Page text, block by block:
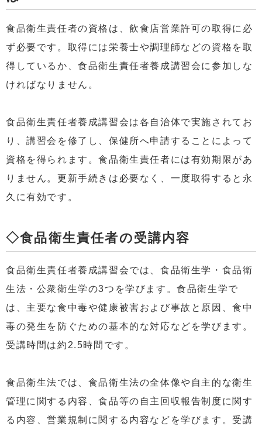
食品衛生責任者の資格は、飲食店営業許可の取得に必
ず必要です。取得には栄養士や調理師などの資格を取
得しているか、食品衛生責任者養成講習会に参加しな
ければなりません。
食品衛生責任者養成講習会は各自治体で実施されてお
り、講習会を修了し、保健所へ申請することによって
資格を得られます。食品衛生責任者には有効期限があ
りません。更新手続きは必要なく、一度取得すると永
久に有効です。
◇食品衛生責任者の受講内容
食品衛生責任者養成講習会では、食品衛生学・食品衛
生法・公衆衛生学の3つを学びます。食品衛生学で
は、主要な食中毒や健康被害および事故と原因、食中
毒の発生を防ぐための基本的な対応などを学びます。
受講時間は約2.5時間です。
食品衛生法では、食品衛生法の全体像や自主的な衛生
管理に関する内容、食品等の自主回収報告制度に関す
る内容、営業規制に関する内容などを学びます。受講